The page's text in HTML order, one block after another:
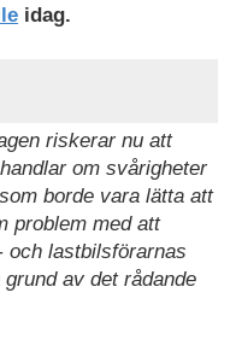
idag.
riskerar nu att
om svårigheter
borde vara lätta att
problem med att
och lastbilsförarnas
av det rådande